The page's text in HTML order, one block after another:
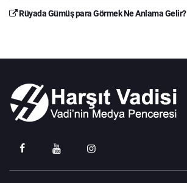
Rüyada Gümüş para Görmek Ne Anlama Gelir?